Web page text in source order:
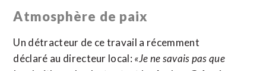
Atmosphère de paix
Un détracteur de ce travail a récemment
déclaré au directeur local: «Je ne savais pas que